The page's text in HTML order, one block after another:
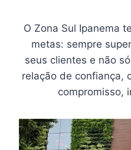
O Zona Sul Ipanema
metas: sempre
seus clientes e não
relação de confiança,
compromisso,